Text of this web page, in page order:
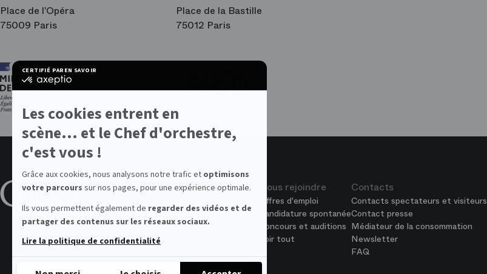
CERTIFIÉ PAR EN SAVOIR PLUS SUR
certifié
En
plus
Axeptio
Les cookies entrent en
scène... et le Chef d'orchestre,
c'est vous !
Grâce aux cookies, nous analysons notre trafic et optimisons
votre parcours sur nos pages, pour une expérience optimale.
Ils vous permettent également de regarder des vidéos et de
partager des contenus sur les réseaux sociaux.
Lire la politique de confidentialité
Place de l’Opéra
75009 Paris
Place de la Bastille
75012 Paris
Arop
de
À propos de l'Opéra
Rapports annuels
Marchés publics
Memopera
Valeurs
Accessibilité
CGV
Nous rejoindre
Offres d'emploi
Candidature spontanée
Concours et auditions
Voir tout
Contacts
Contacts spectateurs et visiteurs
Contact presse
Médiateur de la consommation
Newsletter
FAQ